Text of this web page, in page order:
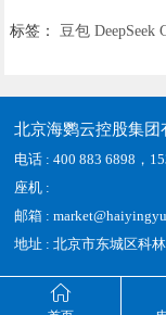

标签： 豆包 DeepSeek
北京海鹦云控股集团
电话 : 400 883 6898，
座机 :
邮箱 :
地址 : 北京市东城区科